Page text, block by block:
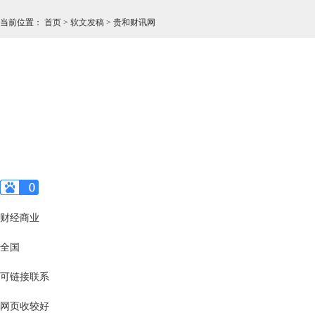
当前位置 ： 首页 > 软文发稿 > 贵和财讯网
财经商业
全国
可链接联系
网页收较好